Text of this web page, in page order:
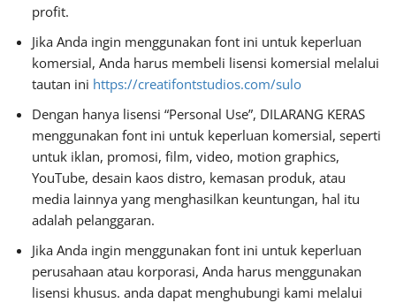
profit.
Jika Anda ingin menggunakan font ini untuk keperluan
komersial, Anda harus membeli lisensi komersial melalui
tautan ini https://creatifontstudios.com/sulo
Dengan hanya lisensi “Personal Use”, DILARANG KERAS
menggunakan font ini untuk keperluan komersial, seperti
untuk iklan, promosi, film, video, motion graphics,
YouTube, desain kaos distro, kemasan produk, atau
media lainnya yang menghasilkan keuntungan, hal itu
adalah pelanggaran.
Jika Anda ingin menggunakan font ini untuk keperluan
perusahaan atau korporasi, Anda harus menggunakan
lisensi khusus. anda dapat menghubungi kami melalui